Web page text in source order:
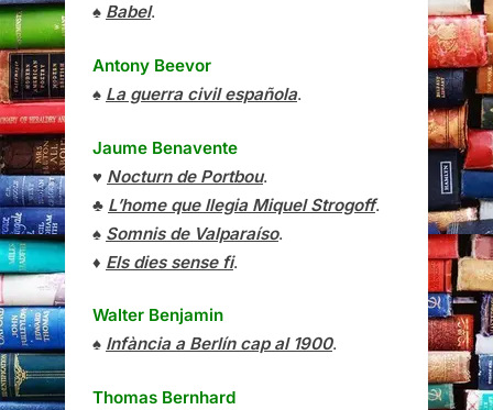
♠ Babel.
Antony Beevor
♠ La guerra civil española.
Jaume Benavente
♥ Nocturn de Portbou.
♣ L’home que llegia Miquel Strogoff.
♠ Somnis de Valparaíso.
♦ Els dies sense fi.
Walter Benjamin
♠ Infància a Berlín cap al 1900.
Thomas Bernhard